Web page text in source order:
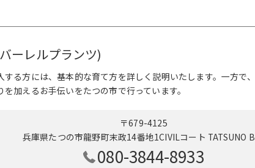
ーレルプランツ)
する方には、基本的な育て方を詳しく説明いたします。一方で
加えるお手伝いをたつの市で行っています。
〒679-4125
兵庫県たつの市龍野町末政14番地1CIVILコート TATSUNO
080-3844-8933